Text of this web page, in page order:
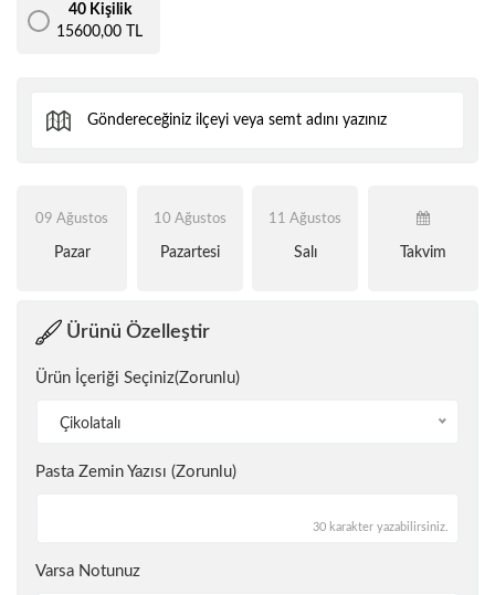
40 Kişilik
15600,00 TL
09 Ağustos
Pazar
10 Ağustos
Pazartesi
11 Ağustos
Salı Takvim
Ürünü Özelleştir
Ürün İçeriği Seçiniz(Zorunlu)
Çikolatalı
Pasta Zemin Yazısı (Zorunlu)
30 karakter yazabilirsiniz.
Varsa Notunuz